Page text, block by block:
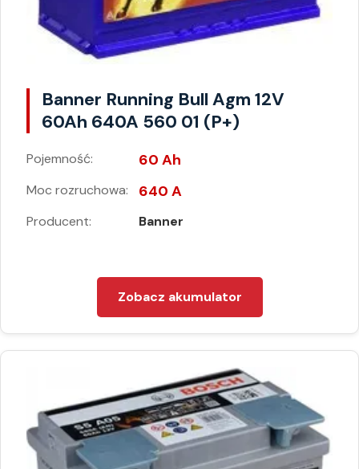
Banner Running Bull Agm 12V
60Ah 640A 560 01 (P+)
Pojemność: 60 Ah
Moc rozruchowa: 640 A
Producent: Banner
Zobacz akumulator